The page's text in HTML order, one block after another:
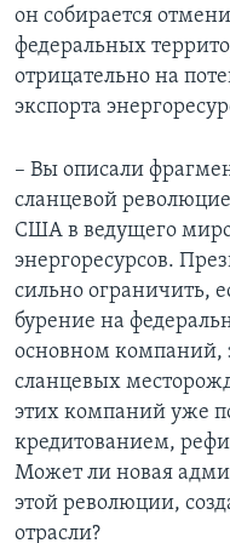
он собирается
федеральных
отрицательно на
экспорта
– Вы описали
сланцевой
США в ведущего
энергоресурсов.
сильно ограничить,
бурение на
основном компаний,
сланцевых
этих компаний уже
кредитованием,
Может ли новая
этой революции,
отрасли?